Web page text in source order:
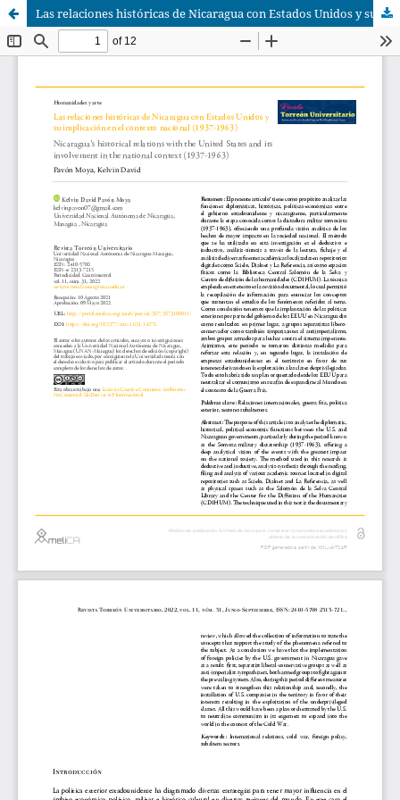
Las relaciones históricas de Nicaragua con Estados Unidos y su implicación en el contexto nacional (1937-1963)